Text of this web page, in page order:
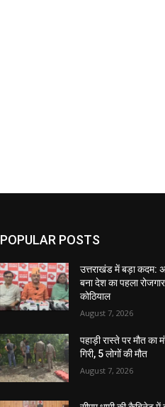
POPULAR POSTS
उत्तराखंड में बड़ा कदम:
बना देश का पहला
कोठियाल
August 7, 2026
पहाड़ी रास्ते पर मौत का
गिरी, 5 लोगों की मौत
August 7, 2026